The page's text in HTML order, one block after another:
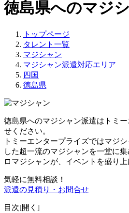
徳島県へのマジ
トップページ
タレント一覧
マジシャン
マジシャン派遣対応エリア
四国
徳島県
徳島県へのマジシャン派遣はトミ
せください。
トミーエンタープライズではマジ
した超一流のマジシャンを一堂に集
ロマジシャンが、イベントを盛り上
気軽に無料相談！
派遣の見積り・お問合せ
目次[開く ]